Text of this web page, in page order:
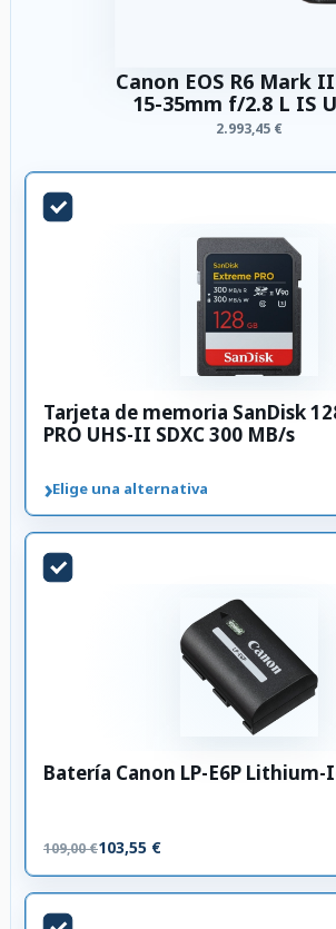
Canon EOS R6 Mark
15-35mm f/2.8 L IS
2.993,45 €
Tarjeta de memoria SanDisk
PRO UHS-II SDXC 300 MB/s
›Elige una alternativa
Batería Canon LP-E6P Lithium-
109,00 €103,55 €